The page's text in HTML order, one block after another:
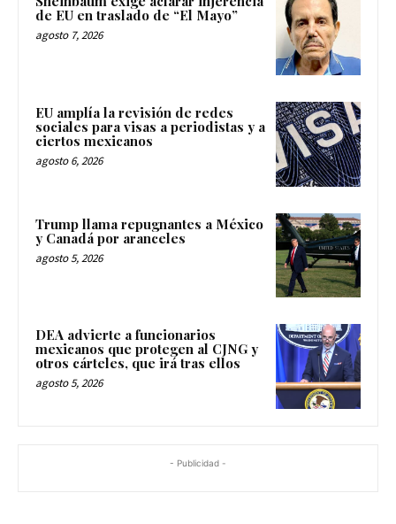
de EU en traslado de “El Mayo”
agosto 7, 2026
EU amplía la revisión de redes
sociales para visas a periodistas y a
ciertos mexicanos
agosto 6, 2026
Trump llama repugnantes a México
y Canadá por aranceles
agosto 5, 2026
DEA advierte a funcionarios
mexicanos que protegen al CJNG y
otros cárteles, que irá tras ellos
agosto 5, 2026
- Publicidad -